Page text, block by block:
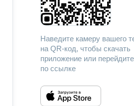
Наведите камеру вашего
на QR-код, чтобы скачать
приложение или перейдите
по ссылке